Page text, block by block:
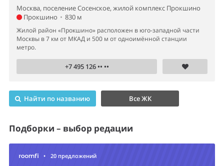
Москва, поселение Сосенское, жилой комплекс Прокшино
Прокшино • 830 м
Жилой район «Прокшино» расположен в юго-западной части
Москвы в 7 км от МКАД и 500 м от одноимённой станции
метро.
+7 495 126 •• ••
Найти по названию Все ЖК
Подборки – выбор редации
• 20 предложений